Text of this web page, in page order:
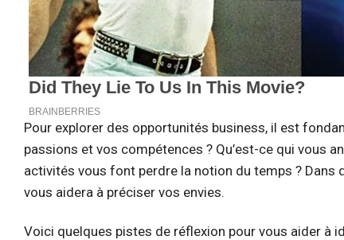
Pour explorer des opportunités business, il est
passions et vos compétences ? Qu’est-ce qui vous
activités vous font perdre la notion du temps ?
vous aidera à préciser vos envies.
Voici quelques pistes de réflexion pour vous aider à